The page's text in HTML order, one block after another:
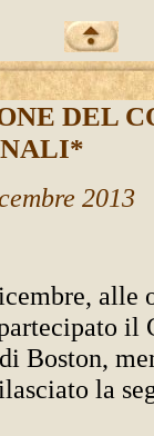
DEL
2013
alle
il
Boston,
la